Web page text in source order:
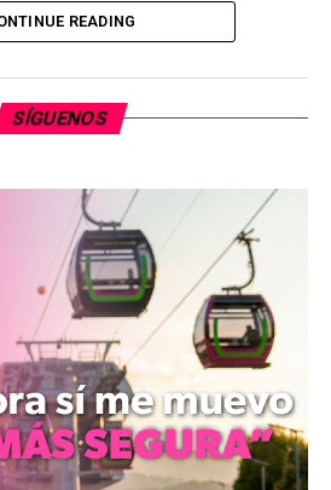
y divorcio de la pareja.
Juez de Enjuiciamiento dictó el
autoridad judicial programó para
la sanción
en su reporte oficial el
a los delitos que
y garantizar el acceso a
READING
SÍGUENOS